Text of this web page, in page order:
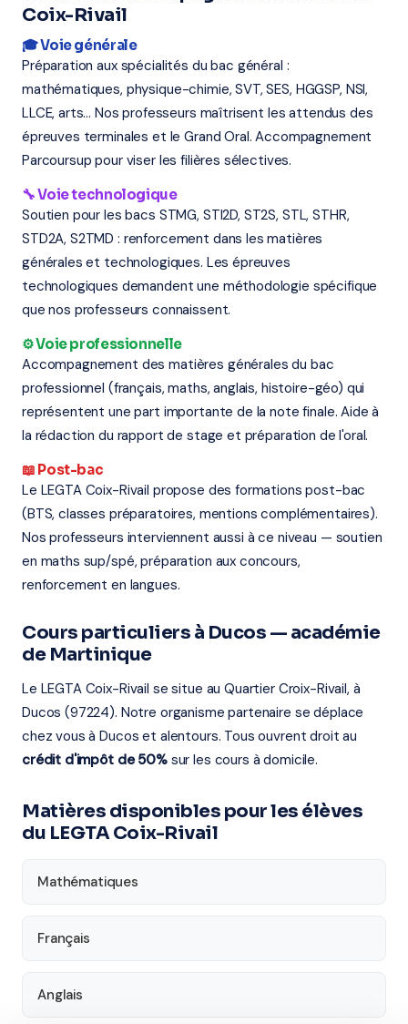
Coix-Rivail
🎓 Voie générale
Préparation aux spécialités du bac général :
mathématiques, physique-chimie, SVT, SES, HGGSP, NSI,
LLCE, arts... Nos professeurs maîtrisent les attendus des
épreuves terminales et le Grand Oral. Accompagnement
Parcoursup pour viser les filières sélectives.
🔧 Voie technologique
Soutien pour les bacs STMG, STI2D, ST2S, STL, STHR,
STD2A, S2TMD : renforcement dans les matières
générales et technologiques. Les épreuves
technologiques demandent une méthodologie spécifique
que nos professeurs connaissent.
⚙️ Voie professionnelle
Accompagnement des matières générales du bac
professionnel (français, maths, anglais, histoire-géo) qui
représentent une part importante de la note finale. Aide à
la rédaction du rapport de stage et préparation de l'oral.
📖 Post-bac
Le LEGTA Coix-Rivail propose des formations post-bac
(BTS, classes préparatoires, mentions complémentaires).
Nos professeurs interviennent aussi à ce niveau — soutien
en maths sup/spé, préparation aux concours,
renforcement en langues.
Cours particuliers à Ducos — académie
de Martinique
Le LEGTA Coix-Rivail se situe au Quartier Croix-Rivail, à
Ducos (97224). Notre organisme partenaire se déplace
chez vous à Ducos et alentours. Tous ouvrent droit au
crédit d'impôt de 50%sur les cours à domicile.
Matières disponibles pour les élèves
du LEGTA Coix-Rivail
Mathématiques
Français
Anglais